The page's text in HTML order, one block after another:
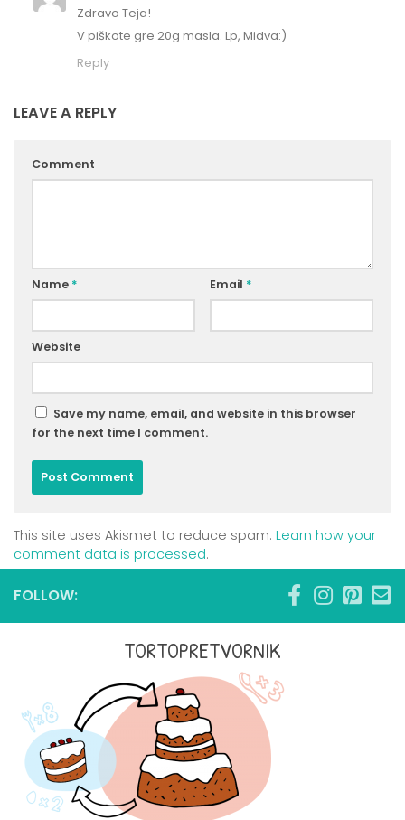
Zdravo Teja!
V piškote gre 20g masla. Lp, Midva:)
Reply
LEAVE A REPLY
Comment
Name * Email *
Website
Save my name, email, and website in this browser
for the next time I comment.
This site uses Akismet to reduce spam. Learn how your
comment data is processed.
FOLLOW:
TORTOPRETVORNIK